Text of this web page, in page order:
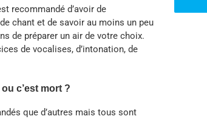
recommandé d’avoir de
chant et de savoir au moins un peu
de préparer un air de votre choix.
de vocalises, d’intonation, de
c’est mort ?
que d’autres mais tous sont